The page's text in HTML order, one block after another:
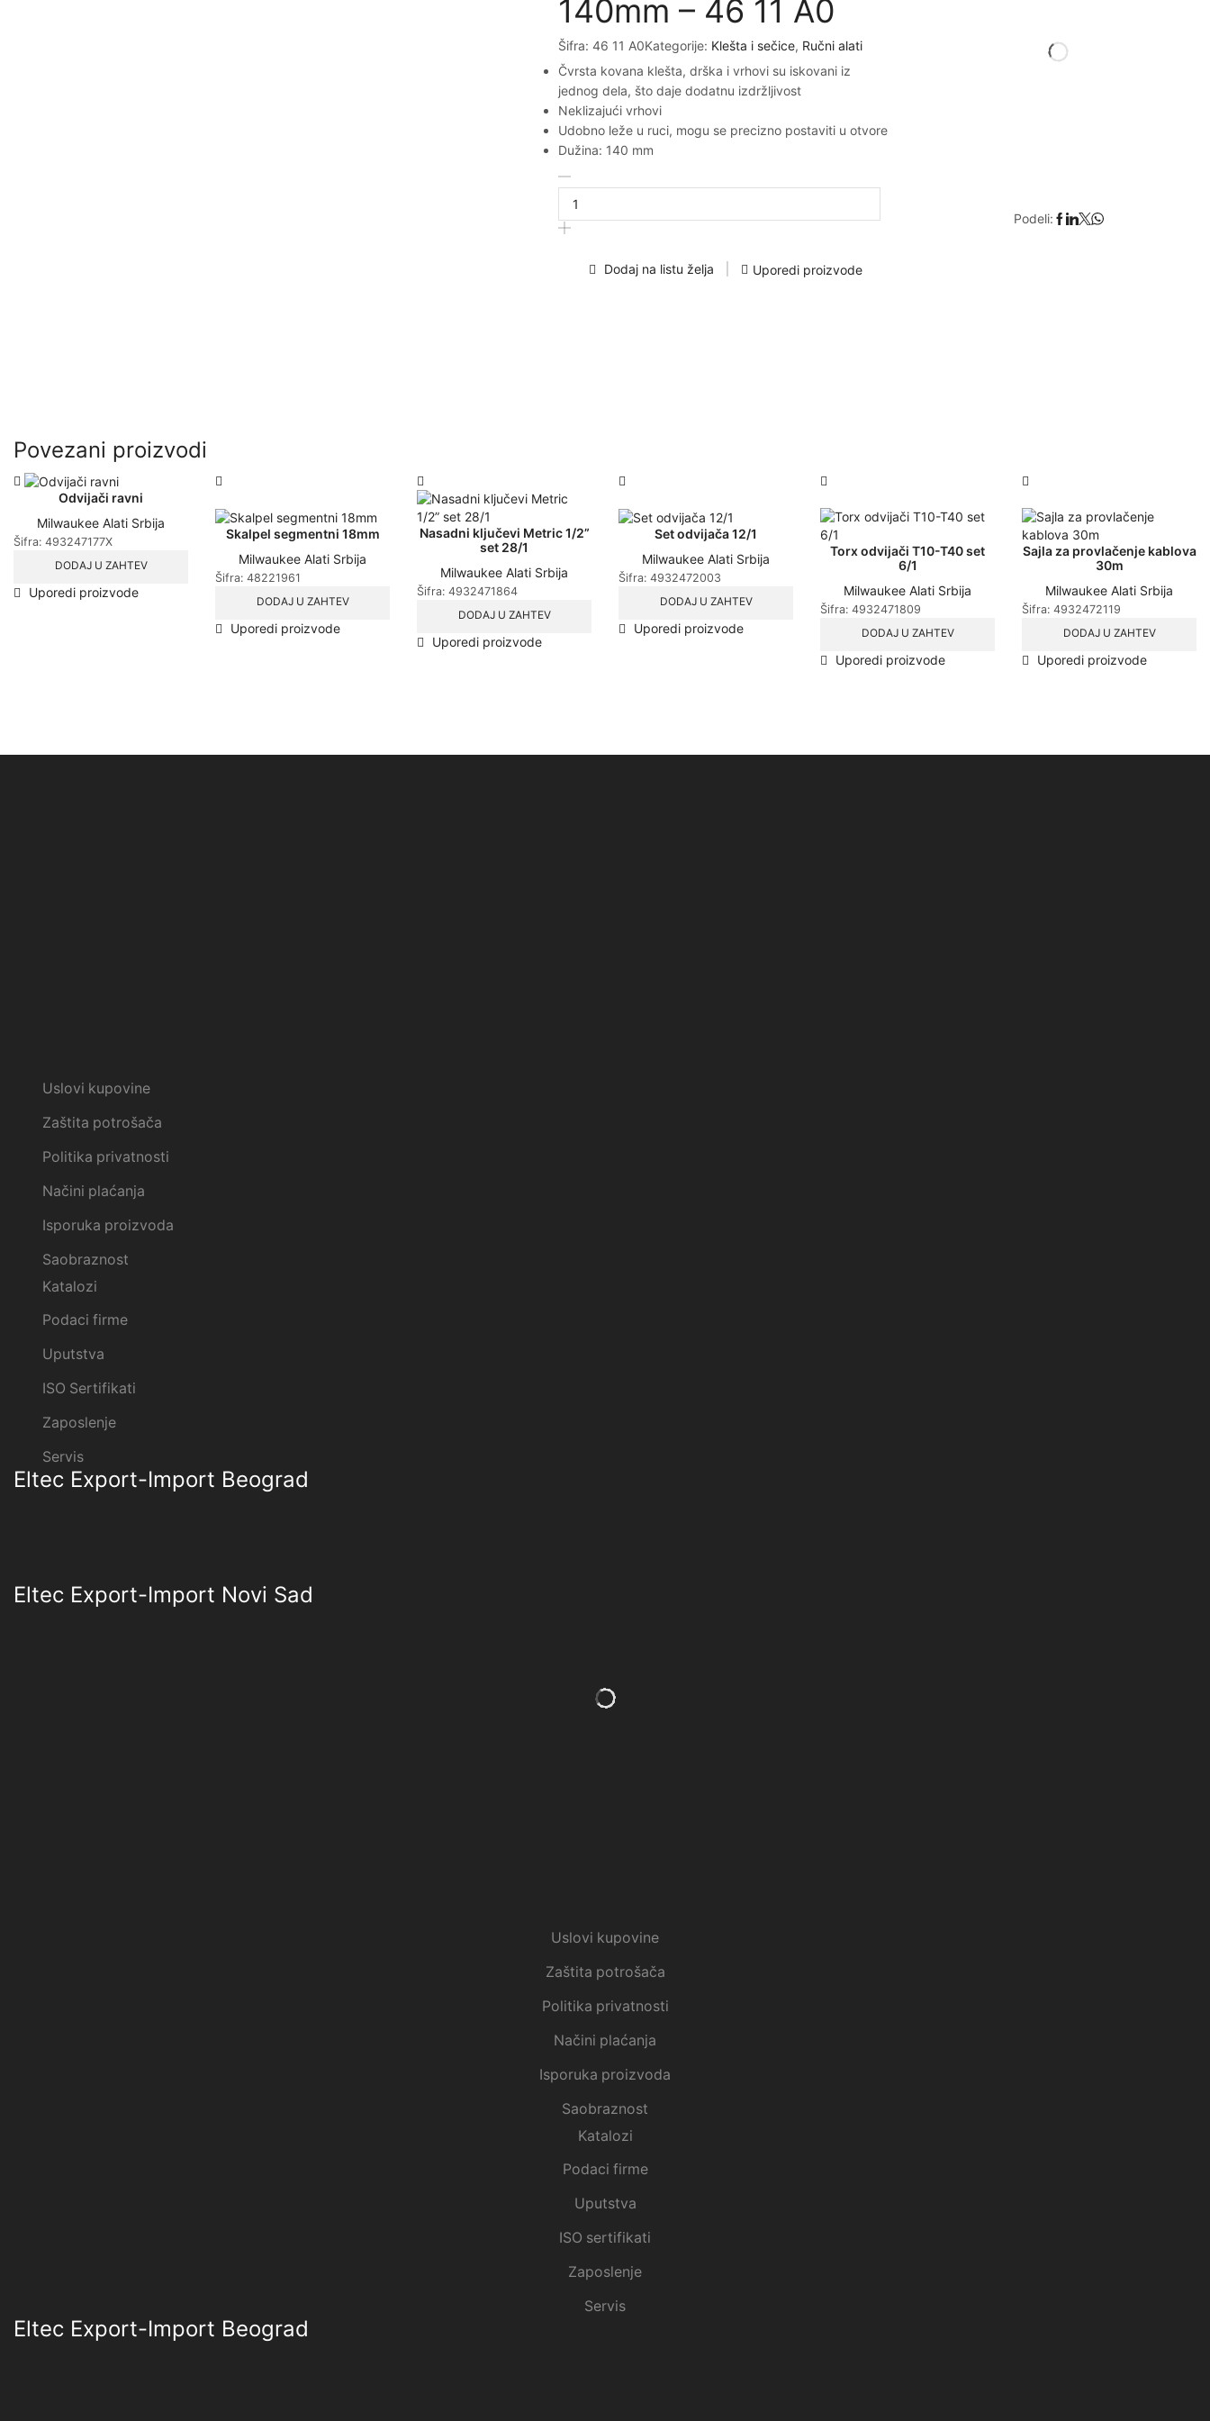
140mm – 46 11 A0
Šifra: 46 11 A0Kategorije: Klešta i sečice, Ručni alati
Čvrsta kovana klešta, drška i vrhovi su iskovani iz
jednog dela, što daje dodatnu izdržljivost
Neklizajući vrhovi
Udobno leže u ruci, mogu se precizno postaviti u otvore
Dužina: 140 mm
KNIPEX
Zeger
klešta
za
sigurnosneDodaj na listu želja Uporedi proizvode
Podeli:
Povezani proizvodi
Odvijači ravni
Milwaukee Alati Srbija
Šifra: 493247177X
DODAJ U ZAHTEV
Ovaj
na
Uporedi proizvode
Skalpel segmentni 18mm
Milwaukee Alati Srbija
Šifra: 48221961
DODAJ U ZAHTEV
Uporedi proizvode
Nasadni ključevi Metric 1/2”
set 28/1
Milwaukee Alati Srbija
Šifra: 4932471864
DODAJ U ZAHTEV
Uporedi proizvode
Set odvijača 12/1
Milwaukee Alati Srbija
Šifra: 4932472003
DODAJ U ZAHTEV
Uporedi proizvode
Torx odvijači T10-T40 set
6/1
Milwaukee Alati Srbija
Šifra: 4932471809
DODAJ U ZAHTEV
Uporedi proizvode
Sajla za provlačenje kablova
30m
Milwaukee Alati Srbija
Šifra: 4932472119
DODAJ U ZAHTEV
Uporedi proizvode
Uslovi kupovine
Zaštita potrošača
Politika privatnosti
Načini plaćanja
Isporuka proizvoda
Saobraznost
Katalozi
Podaci firme
Uputstva
ISO Sertifikati
Zaposlenje
Servis
Eltec Export-Import Beograd
Eltec Export-Import Novi Sad
Uslovi kupovine
Zaštita potrošača
Politika privatnosti
Načini plaćanja
Isporuka proizvoda
Saobraznost
Katalozi
Podaci firme
Uputstva
ISO sertifikati
Zaposlenje
Servis
Eltec Export-Import Beograd